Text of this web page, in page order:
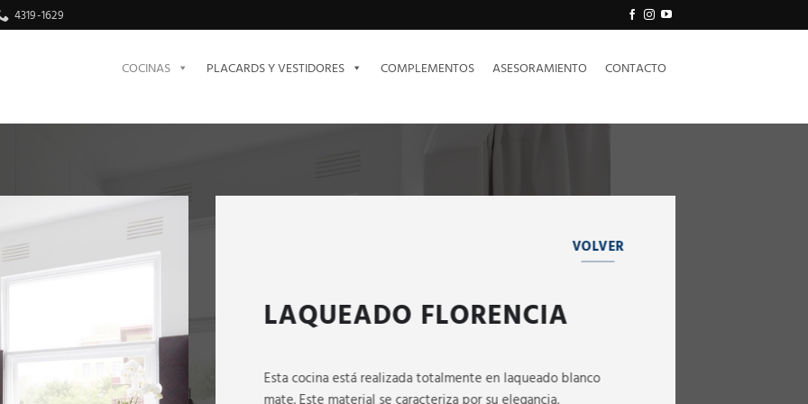
4319-1629
COCINAS PLACARDS Y VESTIDORES COMPLEMENTOS ASESORAMIENTO CONTACTO
VOLVER
LAQUEADO FLORENCIA
Esta cocina está realizada totalmente en laqueado blanco
mate. Este material se caracteriza por su elegancia,